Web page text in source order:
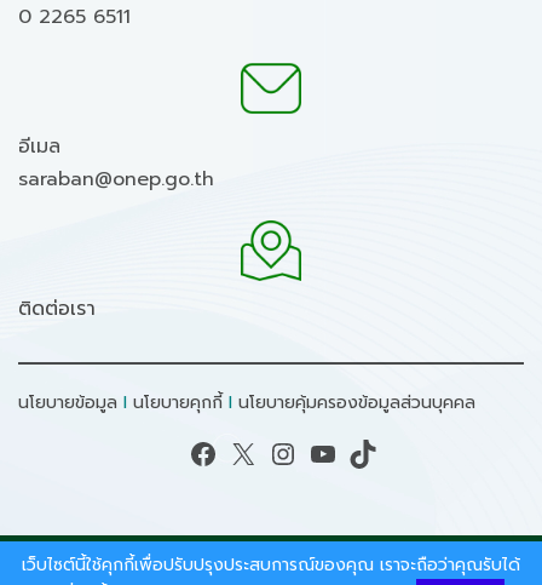
0 2265 6511
อีเมล
saraban@onep.go.th
ติดต่อเรา
นโยบายข้อมูล I นโยบายคุกกี้I นโยบายคุ้มครองข้อมูลส่วนบุคคล
Facebook X Instagram YouTube TikTok
สงวนลิขสิทธิ์ © 2026 - สำนักงานนโยบายและแผน
เว็บไซต์นี้ใช้คุกกี้เพื่อปรับปรุงประสบการณ์ของคุณ เราจะถือว่าคุณรับได้